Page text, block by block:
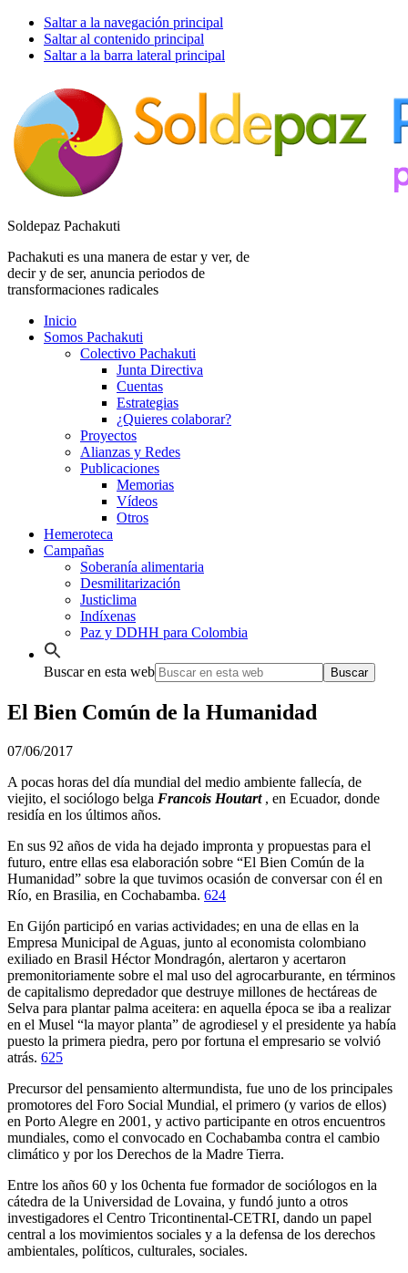
Saltar a la navegación principal
Saltar al contenido principal
Saltar a la barra lateral principal
Soldepaz Pachakuti
Pachakuti es una manera de estar y ver, de
decir y de ser, anuncia periodos de
transformaciones radicales
Inicio
Somos Pachakuti
Colectivo Pachakuti
Junta Directiva
Cuentas
Estrategias
¿Quieres colaborar?
Proyectos
Alianzas y Redes
Publicaciones
Memorias
Vídeos
Otros
Hemeroteca
Campañas
Soberanía alimentaria
Desmilitarización
Justiclima
Indíxenas
Paz y DDHH para Colombia
Buscar en esta web
El Bien Común de la Humanidad
07/06/2017
A pocas horas del día mundial del medio ambiente fallecía, de
viejito, el sociólogo belga Francois Houtart , en Ecuador, donde
residía en los últimos años.
En sus 92 años de vida ha dejado impronta y propuestas para el
futuro, entre ellas esa elaboración sobre “El Bien Común de la
Humanidad” sobre la que tuvimos ocasión de conversar con él en
Río, en Brasilia, en Cochabamba. 624
En Gijón participó en varias actividades; en una de ellas en la
Empresa Municipal de Aguas, junto al economista colombiano
exiliado en Brasil Héctor Mondragón, alertaron y acertaron
premonitoriamente sobre el mal uso del agrocarburante, en términos
de capitalismo depredador que destruye millones de hectáreas de
Selva para plantar palma aceitera: en aquella época se iba a realizar
en el Musel “la mayor planta” de agrodiesel y el presidente ya había
puesto la primera piedra, pero por fortuna el empresario se volvió
atrás. 625
Precursor del pensamiento altermundista, fue uno de los principales
promotores del Foro Social Mundial, el primero (y varios de ellos)
en Porto Alegre en 2001, y activo participante en otros encuentros
mundiales, como el convocado en Cochabamba contra el cambio
climático y por los Derechos de la Madre Tierra.
Entre los años 60 y los 0chenta fue formador de sociólogos en la
cátedra de la Universidad de Lovaina, y fundó junto a otros
investigadores el Centro Tricontinental-CETRI, dando un papel
central a los movimientos sociales y a la defensa de los derechos
ambientales, políticos, culturales, sociales.